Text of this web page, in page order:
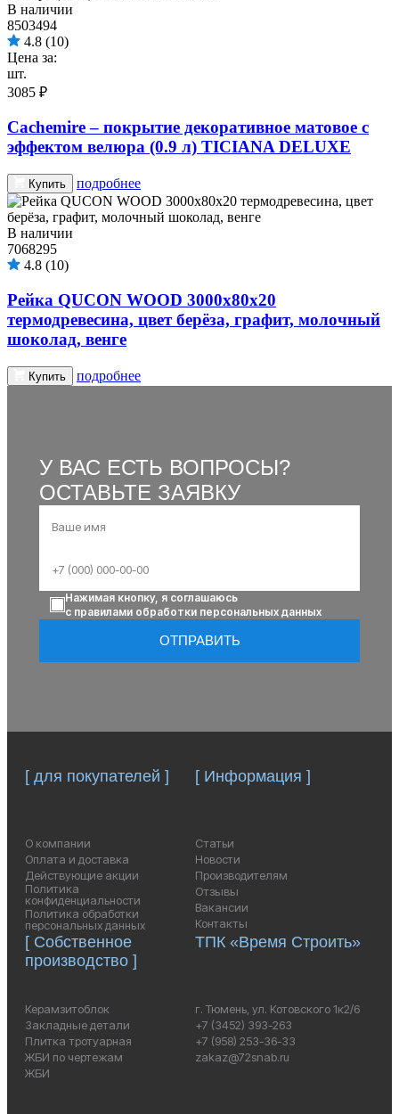
В наличии
8503494
4.8 (10)
Цена за:
шт.
3085 ₽
Cachemire – покрытие декоративное матовое с
эффектом велюра (0.9 л) TICIANA DELUXE
Купить подробнее
В наличии
7068295
4.8 (10)
Рейка QUCON WOOD 3000х80х20
термодревесина, цвет берёза, графит, молочный
шоколад, венге
Купить подробнее
У ВАС ЕСТЬ ВОПРОСЫ?
ОСТАВЬТЕ ЗАЯВКУ
Нажимая кнопку, я соглашаюсь
с правилами обработки персональных данных
ОТПРАВИТЬ
[ для покупателей ]
О компании
Оплата и доставка
Действующие акции
Политика
конфиденциальности
Политика обработки
персональных данных
[ Собственное
производство ]
Керамзитоблок
Закладные детали
Плитка тротуарная
ЖБИ по чертежам
ЖБИ
[ Информация ]
Статьи
Новости
Производителям
Отзывы
Вакансии
Контакты
ТПК «Время Строить»
г. Тюмень, ул. Котовского 1к2/6
+7 (3452) 393-263
+7 (958) 253-36-33
zakaz@72snab.ru